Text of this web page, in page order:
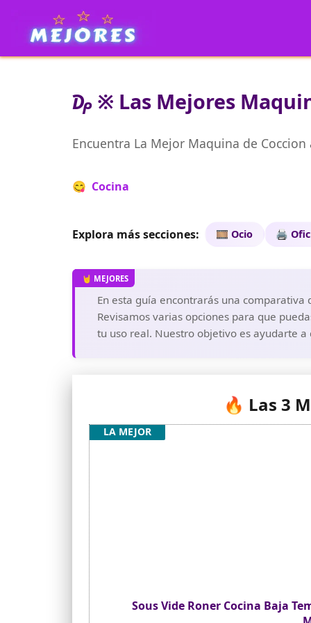
₯ ※ Las Mejores
Encuentra La Mejor Maquina de Coccion
😋 Cocina
Explora más secciones: 🎞️ Ocio 🖨️
En esta guía encontrarás una
Revisamos varias opciones para que
tu uso real. Nuestro objetivo es ayudarte
🔥 Las 3
Sous Vide Roner Cocina Baja
LA MEJOR